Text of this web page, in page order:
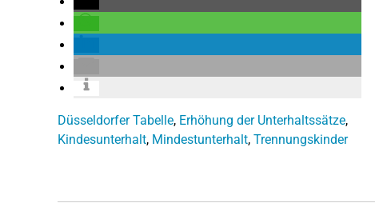
Düsseldorfer Tabelle, Erhöhung der Unterhaltssätze,
Kindesunterhalt, Mindestunterhalt, Trennungskinder